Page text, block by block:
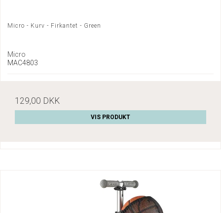
Micro - Kurv - Firkantet - Green
Micro
MAC4803
129,00 DKK
VIS PRODUKT